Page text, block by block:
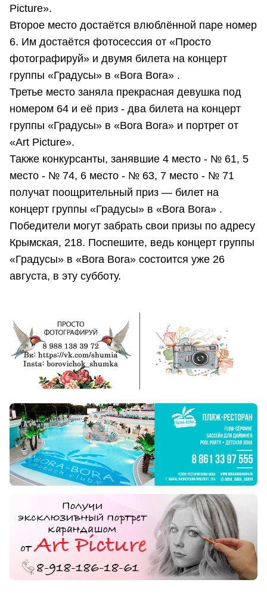
Picture».
Второе место достаётся влюблённой паре номер
6. Им достаётся фотосессия от «Просто
фотографируй» и двумя билета на концерт
группы «Градусы» в «Bora Bora» .
Третье место заняла прекрасная девушка под
номером 64 и её приз - два билета на концерт
группы «Градусы» в «Bora Bora» и портрет от
«Art Picture».
Также конкурсанты, занявшие 4 место - № 61, 5
место - № 74, 6 место - № 63, 7 место - № 71
получат поощрительный приз — билет на
концерт группы «Градусы» в «Bora Bora» .
Победители могут забрать свои призы по адресу
Крымская, 218. Поспешите, ведь концерт группы
«Градусы» в «Bora Bora» состоится уже 26
августа, в эту субботу.